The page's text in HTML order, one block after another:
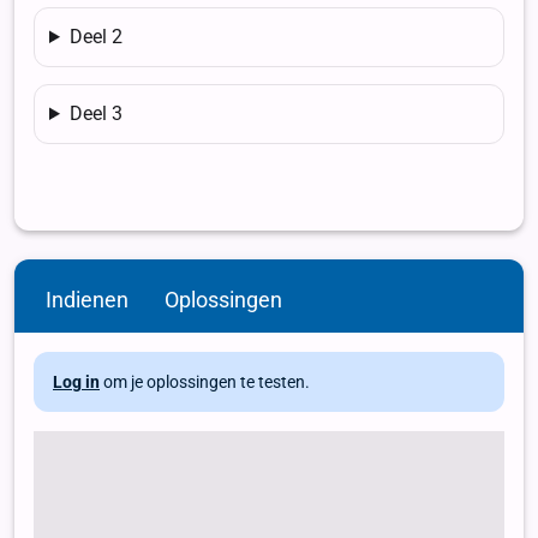
Indienen Oplossingen
Log in om je oplossingen te testen.